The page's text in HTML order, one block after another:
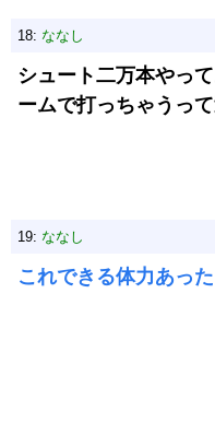
18: ななし
シュート二万本やっ
ームで打っちゃうっ
19: ななし
これできる体力あっ